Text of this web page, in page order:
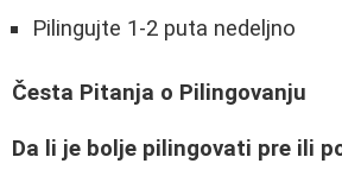
Pilingujte 1-2 puta nedeljno
Česta Pitanja o Pilingovanju
Da li je bolje pilingovati pre ili